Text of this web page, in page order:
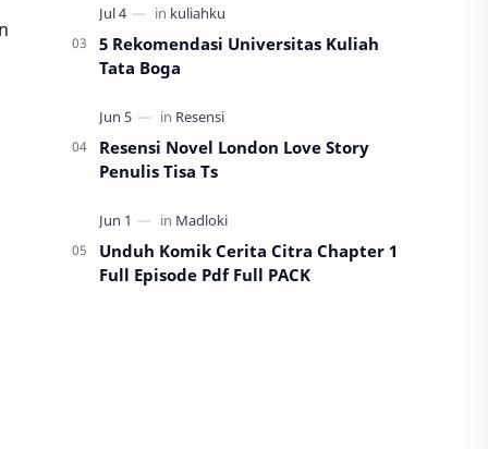
5 Rekomendasi Universitas Kuliah
Tata Boga
Resensi Novel London Love Story
Penulis Tisa Ts
Unduh Komik Cerita Citra Chapter 1
Full Episode Pdf Full PACK